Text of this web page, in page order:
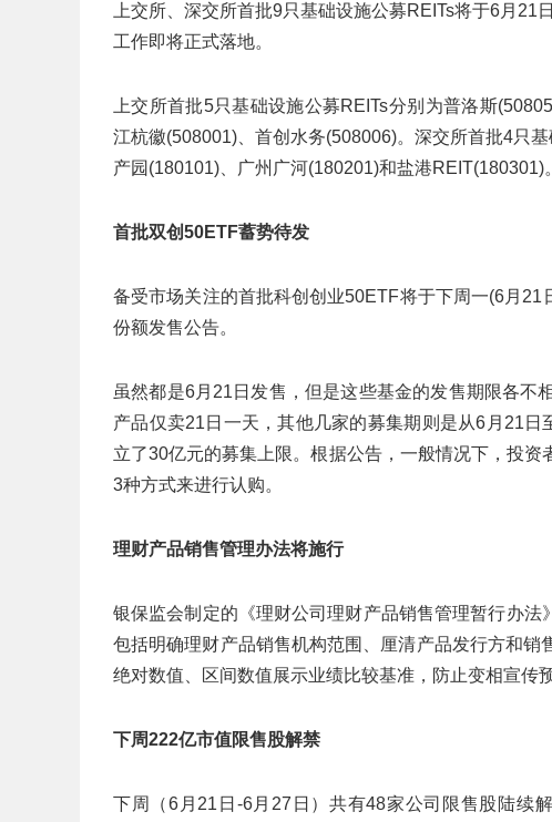
上交所、深交所首批9只基础设施公募REITs将于6月
工作即将正式落地。
上交所首批5只基础设施公募REITs分别为普洛斯
江杭徽(508001)、首创水务(508006)。深交所首批4只
产园(180101)、广州广河(180201)和盐港REIT(180301)。
首批双创50ETF蓄势待发
备受市场关注的首批科创创业50ETF将于下周一(6月
份额发售公告。
虽然都是6月21日发售，但是这些基金的发售期限各不
产品仅卖21日一天，其他几家的募集期则是从6月21
立了30亿元的募集上限。根据公告，一般情况下，投
3种方式来进行认购。
理财产品销售管理办法将施行
银保监会制定的《理财公司理财产品销售管理暂行办
包括明确理财产品销售机构范围、厘清产品发行方和销
绝对数值、区间数值展示业绩比较基准，防止变相宣传
下周222亿市值限售股解禁
下周（6月21日-6月27日）共有48家公司限售股陆续